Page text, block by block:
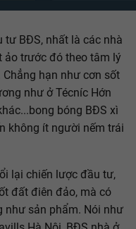
tư BĐS, nhất là các nhà
trước đó theo tâm lý
hạn như cơn sốt
như ở Técníc Hớn
bóng BĐS xì
không ít người nếm trái
lại chiến lược đầu tư,
đất điên đảo, mà có
như sản phẩm. Nói như